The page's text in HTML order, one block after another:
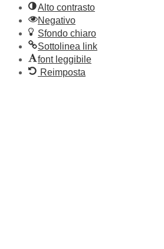
Alto contrasto
Negativo
Sfondo chiaro
Sottolinea link
font leggibile
Reimposta